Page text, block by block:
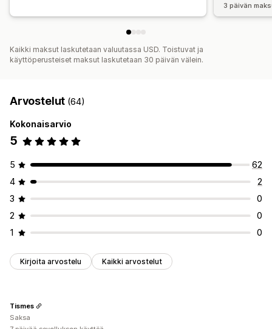
3 päivän
Kaikki maksut laskutetaan valuutassa USD. Toistuvat ja
käyttöperusteiset maksut laskutetaan 30 päivän välein.
Arvostelut (64)
Kokonaisarvio
5
5
62
4
2
3
0
2
0
1
0
Kirjoita arvostelu Kaikki arvostelut
Tismes
Saksa